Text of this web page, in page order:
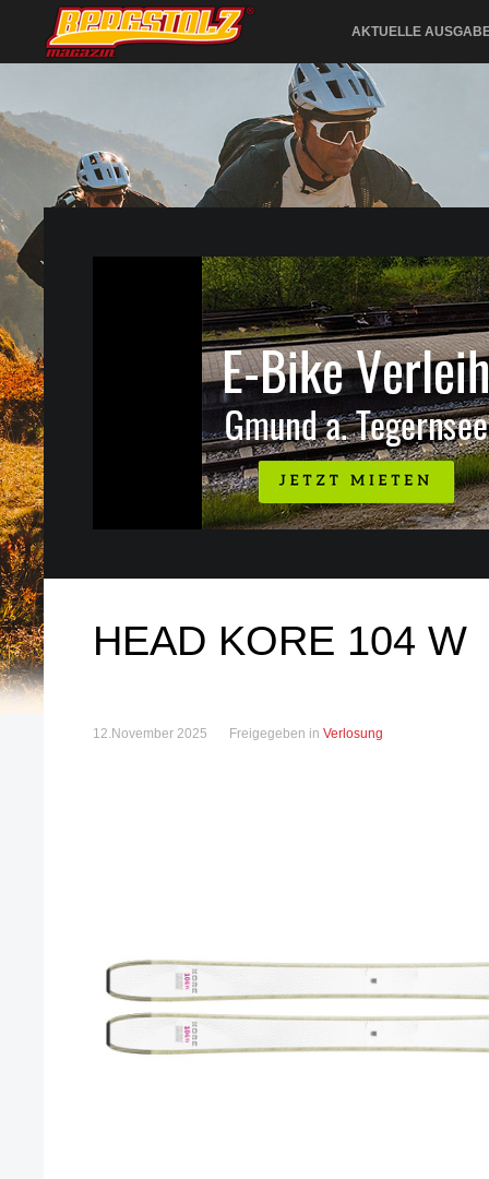
AKTUELLE
HEAD KORE 104 W
12.November 2025 Freigegeben in Verlosung